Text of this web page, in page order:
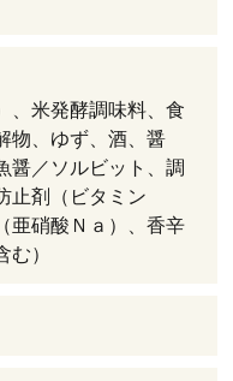
、米発酵調味料、食
物、ゆず、酒、醤
醤／ソルビット、調
止剤（ビタミン
亜硝酸Ｎａ）、香辛
）